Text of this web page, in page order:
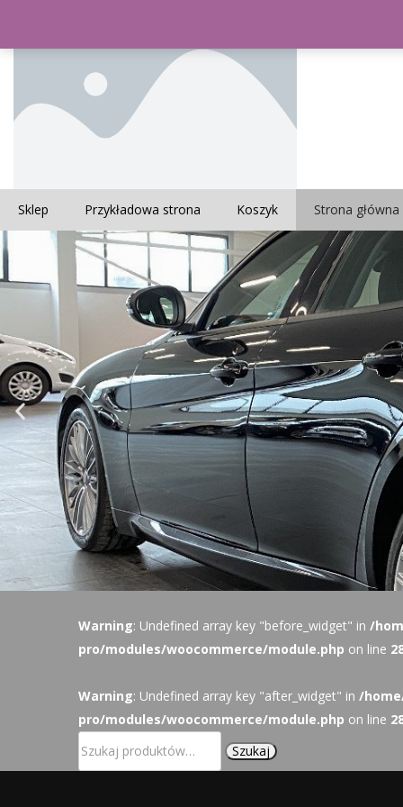
Sklep Przykładowa strona Koszyk Strona główna
Warning: Undefined array key "before_widget" in /
pro/modules/woocommerce/module.php on line
Warning: Undefined array key "after_widget" in /
pro/modules/woocommerce/module.php on line
Szukaj